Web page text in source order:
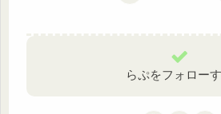
らぷをフォロー